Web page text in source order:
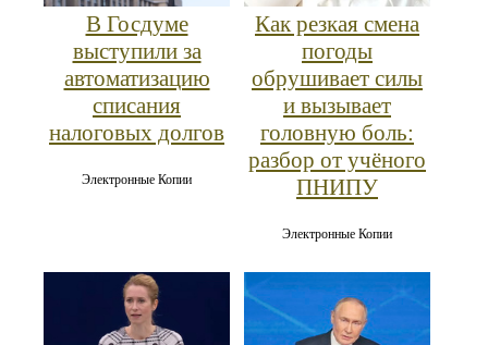
В Госдуме
выступили за
автоматизацию
списания
налоговых долгов
Электронные Копии
Как резкая смена
погоды
обрушивает силы
и вызывает
головную боль:
разбор от учёного
ПНИПУ
Электронные Копии